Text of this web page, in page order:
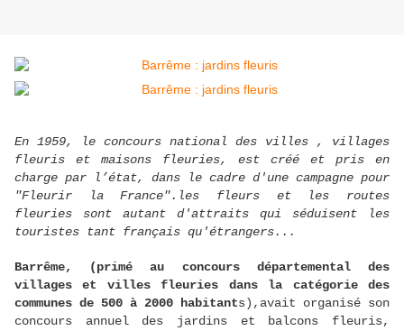
En 1959, le concours national des villes , villages
fleuris et maisons fleuries, est créé et pris en
charge par l’état, dans le cadre d'une campagne pour
"Fleurir la France".les fleurs et les routes
fleuries sont autant d'attraits qui séduisent les
touristes tant français qu'étrangers...
Barrême, (primé au concours départemental des
villages et villes fleuries dans la catégorie des
communes de 500 à 2000 habitants),avait organisé son
concours annuel des jardins et balcons fleuris,